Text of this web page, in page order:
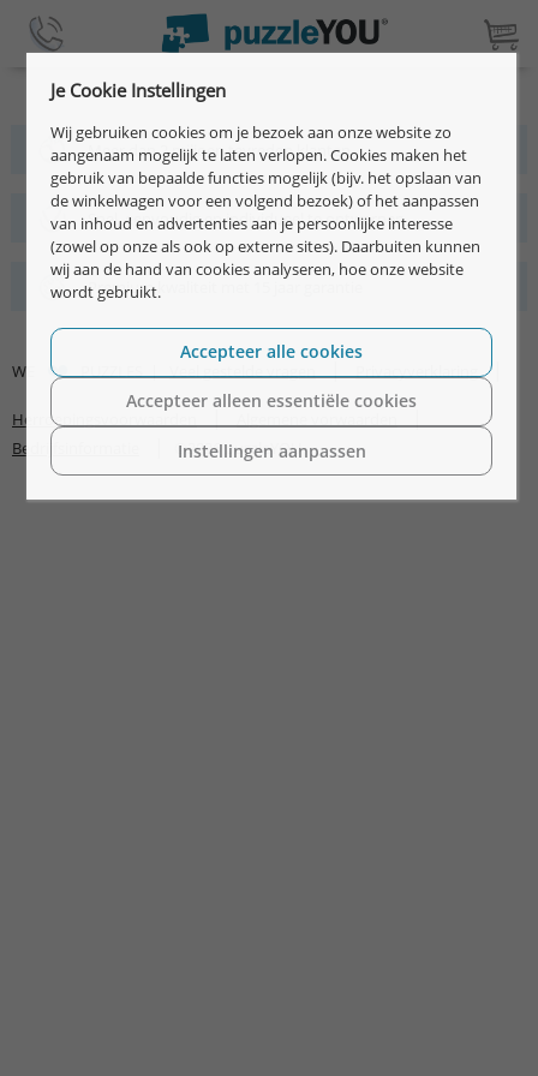
Meer dan 2 miljoen tevreden klanten
Snel, eenvoudig en individueel te ontwerpen
Premium kwaliteit met 15 jaar garantie
WE PUZZLES |Veel gestelde vragen|Privacyverklaring|
Herroepingsvoorwaarden
Bedrijfsinformatie ©2026 puzzleYOU
Je Cookie Instellingen
Wij gebruiken cookies om je bezoek aan onze website zo
aangenaam mogelijk te laten verlopen. Cookies maken het
gebruik van bepaalde functies mogelijk (bijv. het opslaan van
de winkelwagen voor een volgend bezoek) of het aanpassen
van inhoud en advertenties aan je persoonlijke interesse
(zowel op onze als ook op externe sites). Daarbuiten kunnen
wij aan de hand van cookies analyseren, hoe onze website
wordt gebruikt.
Instellingen aanpassen
Accepteer alleen essentiële cookies
Accepteer alle cookies